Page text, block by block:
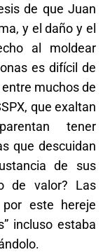
de que Juan
y el daño y el
al moldear
es difícil de
muchos de
que exaltan
tener
que descuidan
de sus
de valor? Las
este hereje
incluso estaba